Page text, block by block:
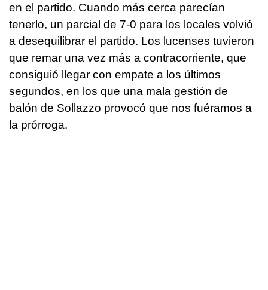
en el partido. Cuando más cerca parecían
tenerlo, un parcial de 7-0 para los locales volvió
a desequilibrar el partido. Los lucenses tuvieron
que remar una vez más a contracorriente, que
consiguió llegar con empate a los últimos
segundos, en los que una mala gestión de
balón de Sollazzo provocó que nos fuéramos a
la prórroga.